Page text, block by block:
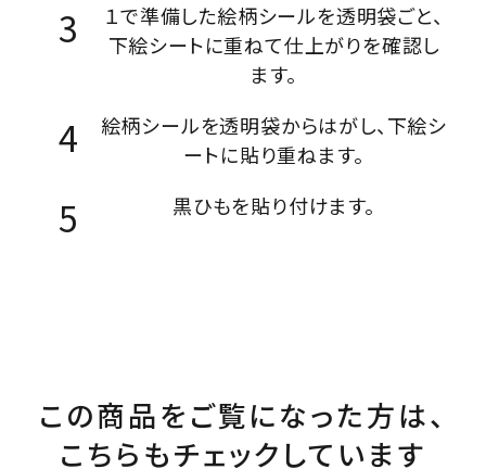
１で準備した絵柄シールを透明袋ごと、
下絵シートに重ねて仕上がりを確認し
ます。
絵柄シールを透明袋からはがし、下絵シ
ートに貼り重ねます。
黒ひもを貼り付けます。
この商品をご覧になった方は、
こちらもチェックしています